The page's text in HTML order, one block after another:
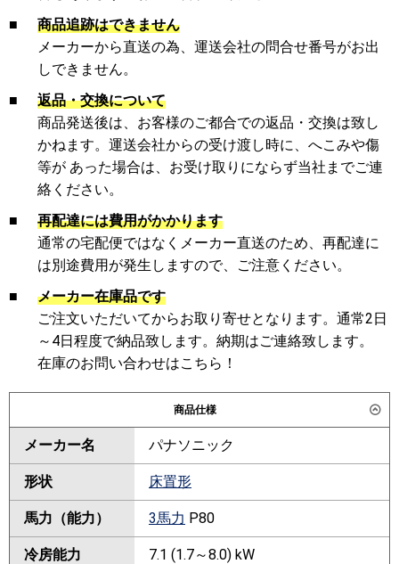
■
商品追跡はできません
メーカーから直送の為、運送会社の問合せ番号がお出
しできません。
■
返品・交換について
商品発送後は、お客様のご都合での返品・交換は致し
かねます。運送会社からの受け渡し時に、へこみや傷
等が あった場合は、お受け取りにならず当社までご連
絡ください。
■
再配達には費用がかかります
通常の宅配便ではなくメーカー直送のため、再配達に
は別途費用が発生しますので、ご注意ください。
■
メーカー在庫品です
ご注文いただいてからお取り寄せとなります。通常2日
～4日程度で納品致します。納期はご連絡致します。
在庫のお問い合わせはこちら！
商品仕様
メーカー名 パナソニック
形状 床置形
馬力（能力） 3馬力 P80
冷房能力 7.1 (1.7～8.0) kW